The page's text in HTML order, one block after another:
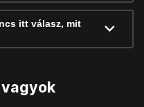
itt válasz, mit